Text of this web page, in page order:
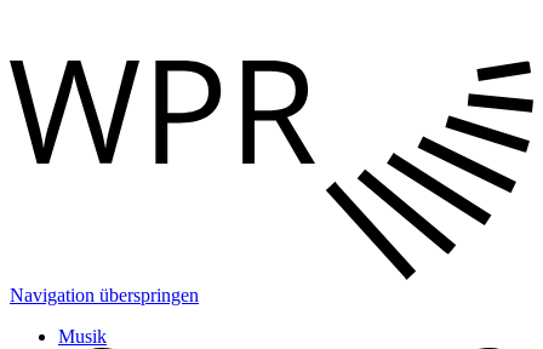
Navigation überspringen
Musik